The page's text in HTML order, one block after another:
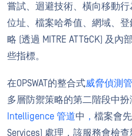
嘗試、迴避技術、橫向移動
位址、檔案哈希值、網域、
略 (透過 MITRE ATT&CK) 及
些指標。
在OPSWAT的整合式威脅偵測
多層防禦策略的第二階段中
Intelligence 管道中 ， 檔案會
Services) 處理，該服務會檢